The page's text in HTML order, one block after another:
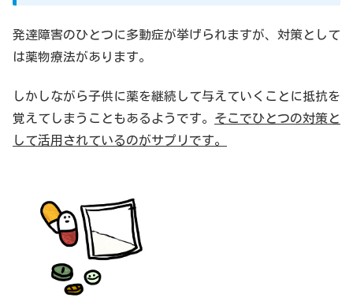
発達障害のひとつに多動症が挙げられますが、対策として
は薬物療法があります。
しかしながら子供に薬を継続して与えていくことに抵抗を
覚えてしまうこともあるようです。 そこでひとつの対策と
して活用されているのがサプリです。